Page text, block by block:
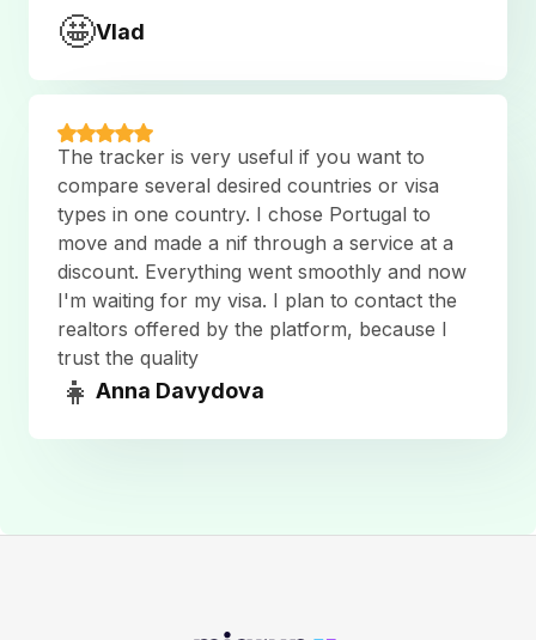
🤩Vlad
The tracker is very useful if you want to
compare several desired countries or visa
types in one country. I chose Portugal to
move and made a nif through a service at a
discount. Everything went smoothly and now
I'm waiting for my visa. I plan to contact the
realtors offered by the platform, because I
trust the quality
👧 Anna Davydova